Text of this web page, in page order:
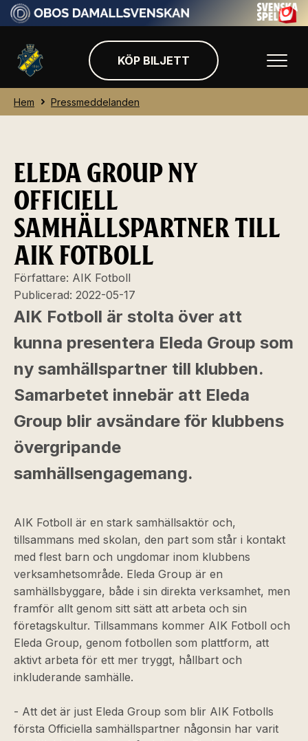
KÖP BILJETT
Hem Pressmeddelanden
ELEDA GROUP NY
OFFICIELL
SAMHÄLLSPARTNER TILL
AIK FOTBOLL
Författare: AIK Fotboll
Publicerad: 2022-05-17
AIK Fotboll är stolta över att
kunna presentera Eleda Group som
ny samhällspartner till klubben.
Samarbetet innebär att Eleda
Group blir avsändare för klubbens
övergripande
samhällsengagemang.
AIK Fotboll är en stark samhällsaktör och,
tillsammans med skolan, den part som står i kontakt
med flest barn och ungdomar inom klubbens
verksamhetsområde. Eleda Group är en
samhällsbyggare, både i sin direkta verksamhet, men
framför allt genom sitt sätt att arbeta och sin
företagskultur. Tillsammans kommer AIK Fotboll och
Eleda Group, genom fotbollen som plattform, att
aktivt arbeta för ett mer tryggt, hållbart och
inkluderande samhälle.
- Att det är just Eleda Group som blir AIK Fotbolls
första Officiella samhällspartner någonsin har varit